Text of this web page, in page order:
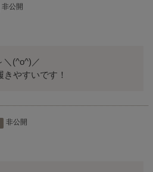
非公開
＼(^o^)／
やすいです！
非公開